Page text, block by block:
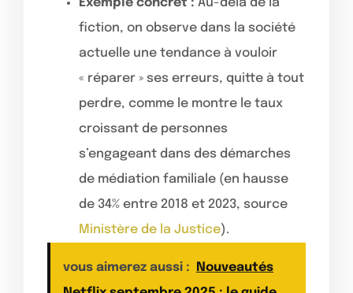
Exemple concret : Au-delà de la
fiction, on observe dans la société
actuelle une tendance à vouloir
« réparer » ses erreurs, quitte à tout
perdre, comme le montre le taux
croissant de personnes
s’engageant dans des démarches
de médiation familiale (en hausse
de 34% entre 2018 et 2023, source
Ministère de la Justice).
vous aimerez aussi :
Nouveautés